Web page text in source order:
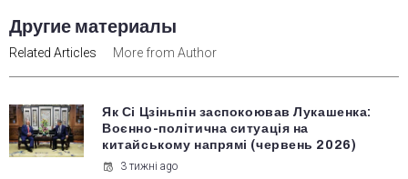
Другие материалы
Related Articles More from Author
Як Сі Цзіньпін заспокоював Лукашенка:
Воєнно-політична ситуація на
китайському напрямі (червень 2026)
3 тижні ago